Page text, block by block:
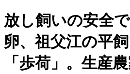
放し飼いの安全
卵、祖父江の平
「歩荷」。生産